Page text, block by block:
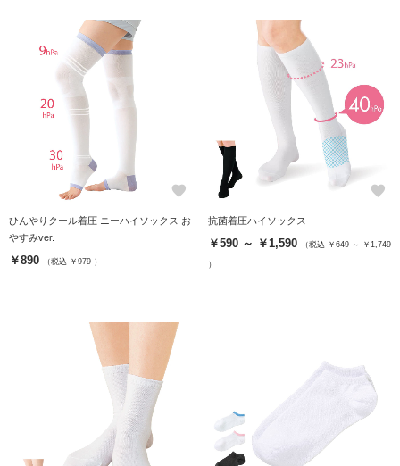
favorite
ひんやりクール着圧 ニーハイソックス お
やすみver.
￥890 （税込 ￥979 ）
favorite
抗菌着圧ハイソックス
￥590 ～ ￥1,590 （税込 ￥649 ～ ￥1,749
）